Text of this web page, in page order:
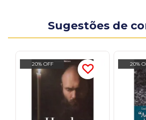
Sugestões de
20% OFF 20%